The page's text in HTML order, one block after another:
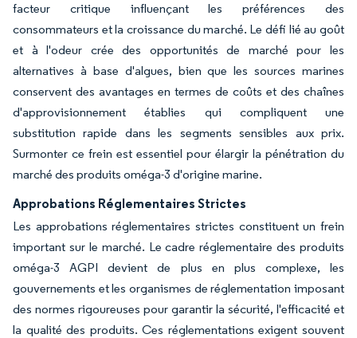
facteur critique influençant les préférences des
consommateurs et la croissance du marché. Le défi lié au goût
et à l'odeur crée des opportunités de marché pour les
alternatives à base d'algues, bien que les sources marines
conservent des avantages en termes de coûts et des chaînes
d'approvisionnement établies qui compliquent une
substitution rapide dans les segments sensibles aux prix.
Surmonter ce frein est essentiel pour élargir la pénétration du
marché des produits oméga-3 d'origine marine.
Approbations Réglementaires Strictes
Les approbations réglementaires strictes constituent un frein
important sur le marché. Le cadre réglementaire des produits
oméga-3 AGPI devient de plus en plus complexe, les
gouvernements et les organismes de réglementation imposant
des normes rigoureuses pour garantir la sécurité, l'efficacité et
la qualité des produits. Ces réglementations exigent souvent